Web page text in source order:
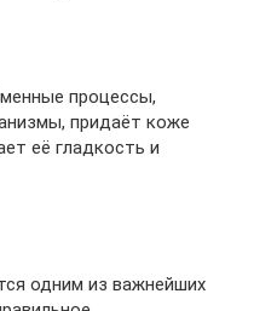
процессы,
придаёт коже
её гладкость и
одним из важнейших